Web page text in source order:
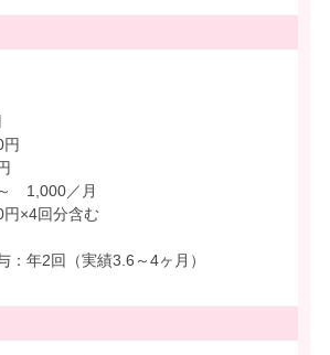
1,000／月
×4回分含む
：年2回（実績3.6～4ヶ月）